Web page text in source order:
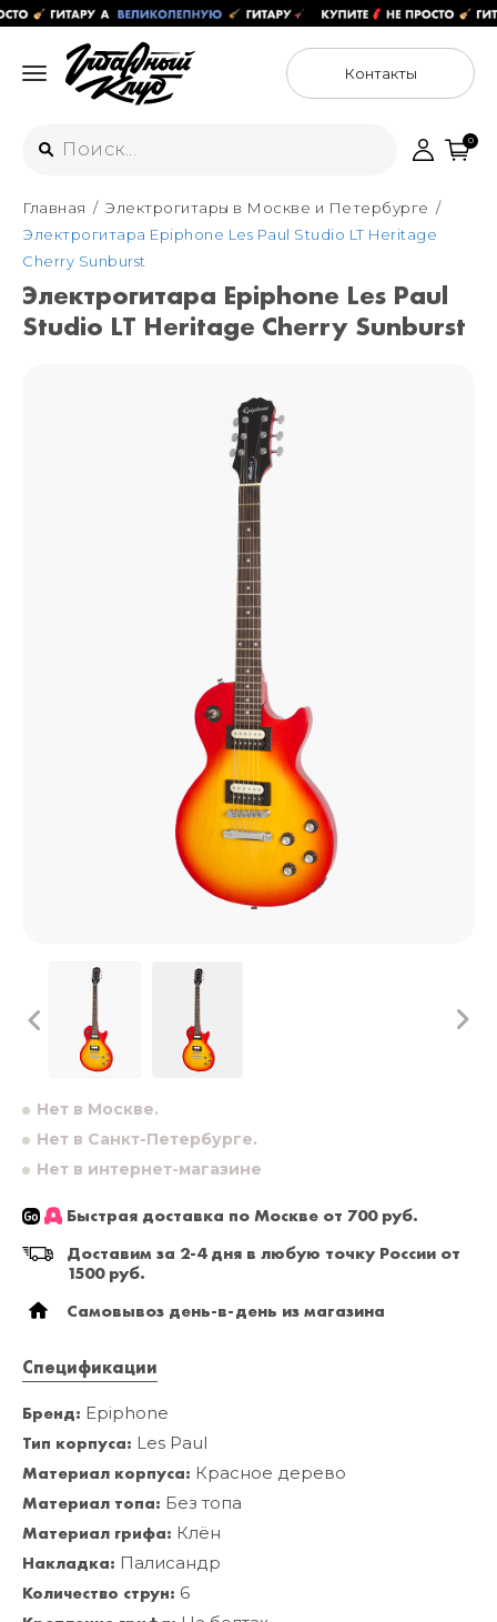
Контакты
Интернет-магазин
+7 (925) 125-54-44
Москва
+7 (925) 176-55-65
ул. Большая Новодмитровская 36с15,
Санкт-Петербург
+7 (925) 879-85-35
Санкт-Петербург
+7 (999) 213-51-93
0
Главная
Электрогитары в Москве и Петербурге
Электрогитара Epiphone Les Paul Studio LT Heritage
Cherry Sunburst
Электрогитара Epiphone Les Paul
Studio LT Heritage Cherry Sunburst
Нет в Москве.
Нет в Санкт-Петербурге.
Нет в интернет-магазине
Быстрая доставка по Москве от 700 руб.
Доставим за 2-4 дня в любую точку России от
1500 руб.
Самовывоз день-в-день из магазина
Спецификации
Бренд: Epiphone
Тип корпуса: Les Paul
Материал корпуса: Красное дерево
Материал топа: Без топа
Материал грифа: Клён
Накладка: Палисандр
Количество струн: 6